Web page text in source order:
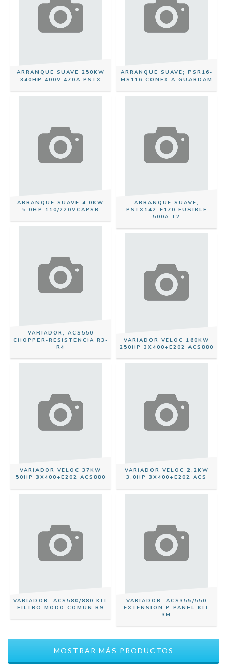
ARRANQUE SUAVE 250KW
340HP 400V 470A PSTX
ARRANQUE SUAVE; PSR16-
MS116 CONEX A GUARDAM
ARRANQUE SUAVE 4,0KW
5,0HP 110/220VCAPSR
ARRANQUE SUAVE;
PSTX142-E170 FUSIBLE
500A T2
VARIADOR; ACS550
CHOPPER-RESISTENCIA R3-
R4
VARIADOR VELOC 160KW
250HP 3X400+E202 ACS880
VARIADOR VELOC 37KW
50HP 3X400+E202 ACS880
VARIADOR VELOC 2,2KW
3,0HP 3X400+E202 ACS
VARIADOR; ACS580/880 KIT
FILTRO MODO COMUN R9
VARIADOR; ACS355/550
EXTENSION P-PANEL KIT
3M
MOSTRAR MÁS PRODUCTOS